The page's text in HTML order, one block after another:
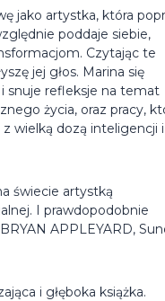
jako artystka, która
poddaje siebie,
Czytając te
jej głos. Marina się
i snuje refleksje na temat
życia, oraz pracy,
wielką dozą inteligencji i
świecie artystką
I prawdopodobnie
APPLEYARD,
i głęboka książka.